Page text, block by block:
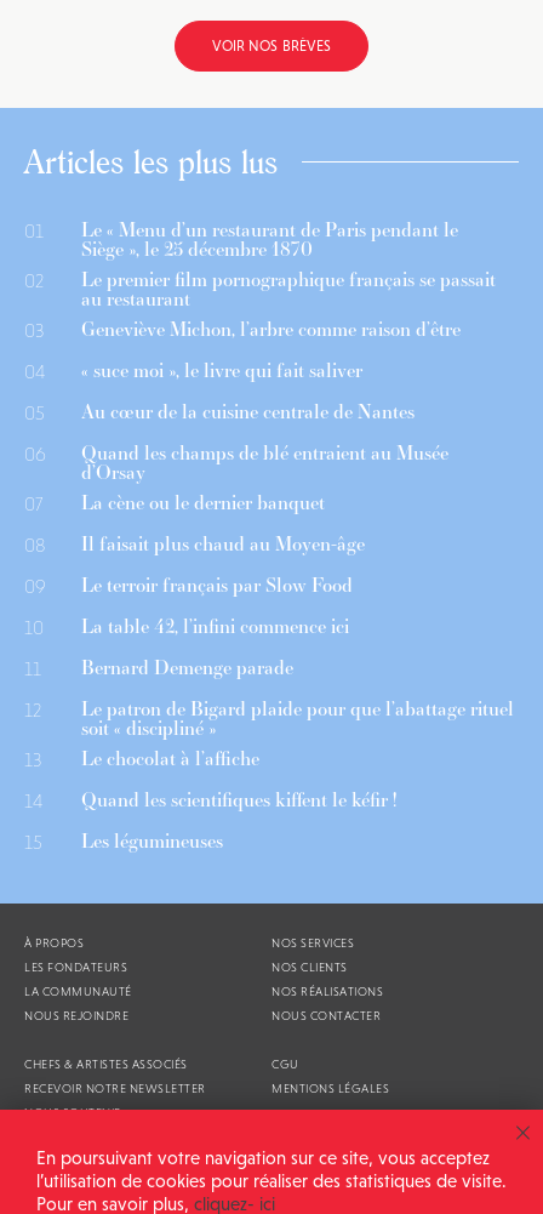
VOIR NOS BRÈVES
Articles les plus lus
01 Le « Menu d’un restaurant de Paris pendant le
Siège », le 25 décembre 1870
02 Le premier film pornographique français se passait
au restaurant
03 Geneviève Michon, l’arbre comme raison d’être
04 « suce moi », le livre qui fait saliver
05 Au cœur de la cuisine centrale de Nantes
06 Quand les champs de blé entraient au Musée
d’Orsay
07 La cène ou le dernier banquet
08 Il faisait plus chaud au Moyen-âge
09 Le terroir français par Slow Food
10 La table 42, l’infini commence ici
11 Bernard Demenge parade
12 Le patron de Bigard plaide pour que l’abattage rituel
soit « discipliné »
13 Le chocolat à l’affiche
14 Quand les scientifiques kiffent le kéfir !
15 Les légumineuses
À PROPOS
LES FONDATEURS
LA COMMUNAUTÉ
NOUS REJOINDRE
NOS SERVICES
NOS CLIENTS
NOS RÉALISATIONS
NOUS CONTACTER
CHEFS & ARTISTES ASSOCIÉS
RECEVOIR NOTRE NEWSLETTER
NOUS SOUTENIR
CGU
MENTIONS LÉGALES
ALIMENTATION GÉNÉRALE © 2026
En poursuivant votre navigation sur ce site, vous acceptez
l’utilisation de cookies pour réaliser des statistiques de visite.
Pour en savoir plus, cliquez- ici